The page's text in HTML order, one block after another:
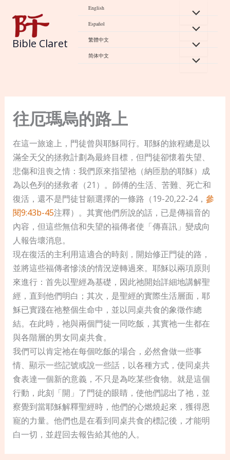
content
Bible Claret
English
Español
繁體中文
简体中文
往厄瑪烏的路上
在這一旅途上，門徒曾與耶穌同行。耶穌的旅程總是以
滿全天父的拯救計劃為最終目標，但門徒卻懷着失望、
悲傷和沮喪之情：我們原來指望祂（納匝肋的耶穌）成
為以色列的拯救者（21）。師傅的生活、苦難、死亡和
復活，還不是門徒甘願選擇的一條路（19-20,22-24， 參
閱9:43b-45注釋）。其實他們所說的話，已是傳福音的
內容，但這些無信和失望的福傳者使「傳喜訊」變成向
人報告壞消息。
現在復活的主利用這適合的時刻，開始修正門徒的路，
並將這些福傳者慘淡的情況逆轉過來。耶穌以兩項原則
來進行：首先以聖經為基礎，因此祂開始詳細地講解聖
經，直到他們明白；其次，是聖經的實際生活層面，耶
穌已實踐在祂整個生命中，並以同桌共食的象徵作總
結。在此時，祂與兩個門徒一同吃飯，其實祂一生都在
與各階層的男女同桌共食。
我們可以肯定祂在每個吃飯的場合，必然會做一些事
情、顯示一些記號或說一些話，以各種方式，使同桌共
食表達一個新的意義，不只是為吃某些食物。就是這個
行動，此刻「開」了門徒的眼睛，使他們認出了祂，並
察覺到當耶穌解釋聖經時，他們的心燃燒起來，獲得恩
寵的力量。他們也是在看到同桌共食的標記後，才能明
白一切，並趕回去報告給其他的人。